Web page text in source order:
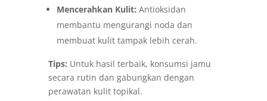
Mencerahkan Kulit: Antioksidan
membantu mengurangi noda dan
membuat kulit tampak lebih cerah.
Tips: Untuk hasil terbaik, konsumsi jamu
secara rutin dan gabungkan dengan
perawatan kulit topikal.